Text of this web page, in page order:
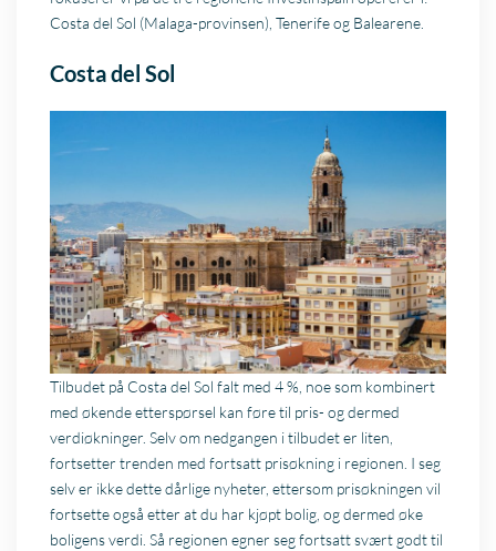
Costa del Sol (Malaga-provinsen), Tenerife og Balearene.
Costa del Sol
Tilbudet på Costa del Sol falt med 4 %, noe som kombinert
med økende etterspørsel kan føre til pris- og dermed
verdiøkninger. Selv om nedgangen i tilbudet er liten,
fortsetter trenden med fortsatt prisøkning i regionen. I seg
selv er ikke dette dårlige nyheter, ettersom prisøkningen vil
fortsette også etter at du har kjøpt bolig, og dermed øke
boligens verdi. Så regionen egner seg fortsatt svært godt til